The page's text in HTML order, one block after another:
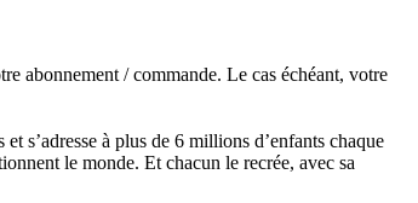
abonnement / commande. Le cas échéant, votre
s’adresse à plus de 6 millions d’enfants chaque
le monde. Et chacun le recrée, avec sa